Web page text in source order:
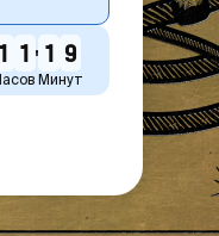
1 1 1 9
Минут